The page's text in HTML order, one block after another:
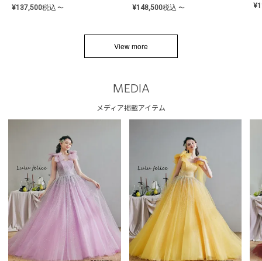
¥137,500税込 〜 ¥148,500税込 〜 ¥
View more
MEDIA
メディア掲載アイテム